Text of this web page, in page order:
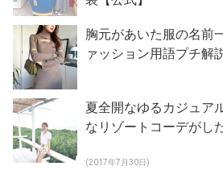
胸元があいた服の名前
ァッション用語プチ解
夏全開なゆるカジュア
なリゾートコーデがし
(2017年7月30日)